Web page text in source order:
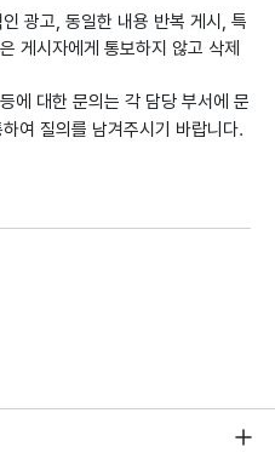
광고, 동일한 내용 반복 게시, 특
게시자에게 통보하지 않고 삭제
에 대한 문의는 각 담당 부서에 문
여 질의를 남겨주시기 바랍니다.